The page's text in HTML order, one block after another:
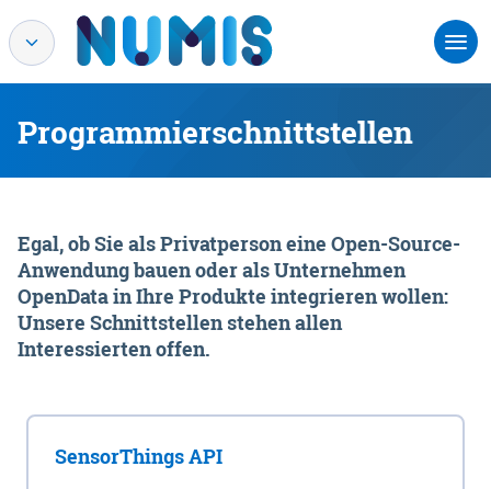
Programmierschnittstellen
Egal, ob Sie als Privatperson eine Open-Source-
Anwendung bauen oder als Unternehmen
OpenData in Ihre Produkte integrieren wollen:
Unsere Schnittstellen stehen allen
Interessierten offen.
SensorThings API